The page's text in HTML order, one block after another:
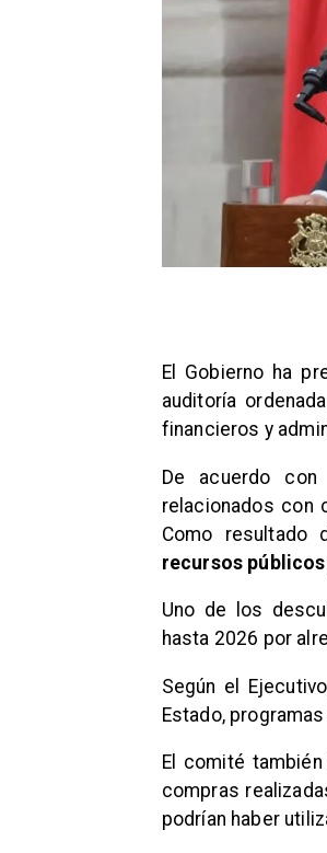
El Gobierno ha
auditoría
financieros y
De acuerdo
relacionados con
Como resultado
recursos
Uno de los
hasta 2026 por
Según el
Estado,
El comité
compras
podrían haber